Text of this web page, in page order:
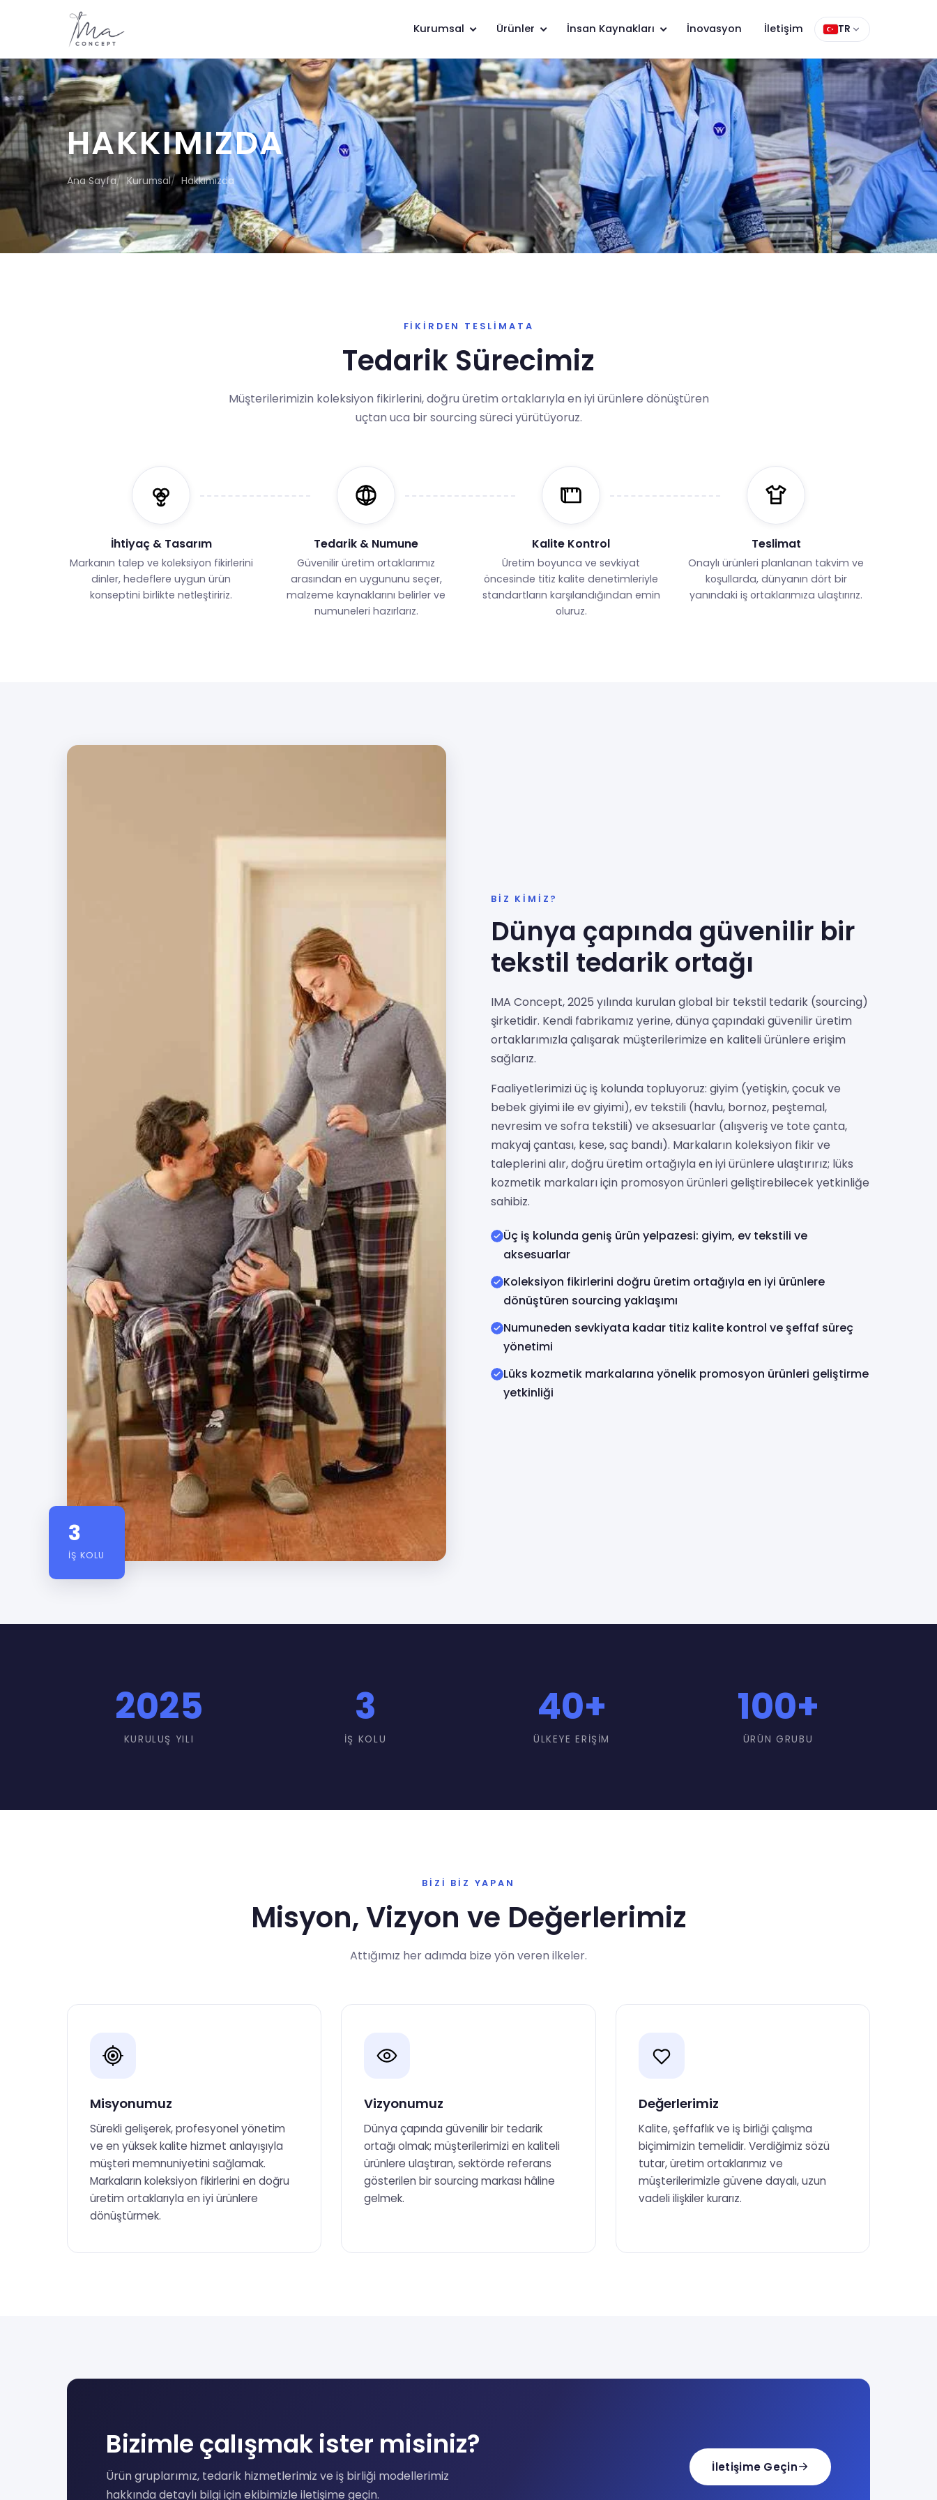
Kurumsal Ürünler İnsan Kaynakları İnovasyon İletişim TR
HAKKIMIZDA
Ana Sayfa Kurumsal Hakkımızda
FIKIRDEN TESLIMATA
Tedarik Sürecimiz
Müşterilerimizin koleksiyon fikirlerini, doğru üretim ortaklarıyla en iyi ürünlere dönüştüren
uçtan uca bir sourcing süreci yürütüyoruz.
İhtiyaç & Tasarım
Markanın talep ve koleksiyon fikirlerini
dinler, hedeflere uygun ürün
konseptini birlikte netleştiririz.
Tedarik & Numune
Güvenilir üretim ortaklarımız
arasından en uygununu seçer,
malzeme kaynaklarını belirler ve
numuneleri hazırlarız.
Kalite Kontrol
Üretim boyunca ve sevkiyat
öncesinde titiz kalite denetimleriyle
standartların karşılandığından emin
oluruz.
Teslimat
Onaylı ürünleri planlanan takvim ve
koşullarda, dünyanın dört bir
yanındaki iş ortaklarımıza ulaştırırız.
3
İŞ KOLU
BIZ KIMIZ?
Dünya çapında güvenilir bir
tekstil tedarik ortağı
IMA Concept, 2025 yılında kurulan global bir tekstil tedarik (sourcing)
şirketidir. Kendi fabrikamız yerine, dünya çapındaki güvenilir üretim
ortaklarımızla çalışarak müşterilerimize en kaliteli ürünlere erişim
sağlarız.
Faaliyetlerimizi üç iş kolunda topluyoruz: giyim (yetişkin, çocuk ve
bebek giyimi ile ev giyimi), ev tekstili (havlu, bornoz, peştemal,
nevresim ve sofra tekstili) ve aksesuarlar (alışveriş ve tote çanta,
makyaj çantası, kese, saç bandı). Markaların koleksiyon fikir ve
taleplerini alır, doğru üretim ortağıyla en iyi ürünlere ulaştırırız; lüks
kozmetik markaları için promosyon ürünleri geliştirebilecek yetkinliğe
sahibiz.
Üç iş kolunda geniş ürün yelpazesi: giyim, ev tekstili ve
aksesuarlar
Koleksiyon fikirlerini doğru üretim ortağıyla en iyi ürünlere
dönüştüren sourcing yaklaşımı
Numuneden sevkiyata kadar titiz kalite kontrol ve şeffaf süreç
yönetimi
Lüks kozmetik markalarına yönelik promosyon ürünleri geliştirme
yetkinliği
2025
KURULUŞ YILI
3
İŞ KOLU
40+
ÜLKEYE ERIŞIM
100+
ÜRÜN GRUBU
BIZI BIZ YAPAN
Misyon, Vizyon ve Değerlerimiz
Attığımız her adımda bize yön veren ilkeler.
Misyonumuz
Sürekli gelişerek, profesyonel yönetim
ve en yüksek kalite hizmet anlayışıyla
müşteri memnuniyetini sağlamak.
Markaların koleksiyon fikirlerini en doğru
üretim ortaklarıyla en iyi ürünlere
dönüştürmek.
Vizyonumuz
Dünya çapında güvenilir bir tedarik
ortağı olmak; müşterilerimizi en kaliteli
ürünlere ulaştıran, sektörde referans
gösterilen bir sourcing markası hâline
gelmek.
Değerlerimiz
Kalite, şeffaflık ve iş birliği çalışma
biçimimizin temelidir. Verdiğimiz sözü
tutar, üretim ortaklarımız ve
müşterilerimizle güvene dayalı, uzun
vadeli ilişkiler kurarız.
Bizimle çalışmak ister misiniz?
Ürün gruplarımız, tedarik hizmetlerimiz ve iş birliği modellerimiz
hakkında detaylı bilgi için ekibimizle iletişime geçin.
İletişime Geçin